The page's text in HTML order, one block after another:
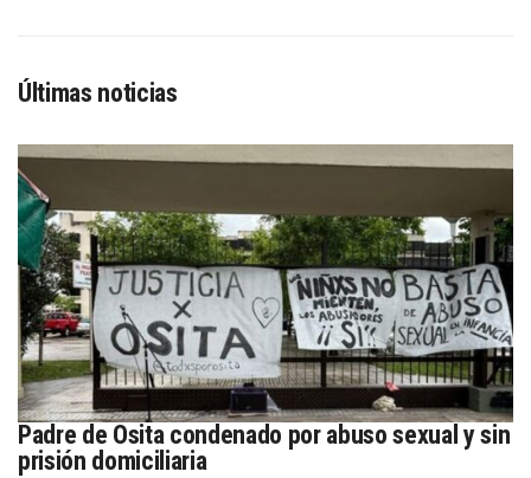
Últimas noticias
Padre de Osita condenado por abuso sexual y sin
prisión domiciliaria